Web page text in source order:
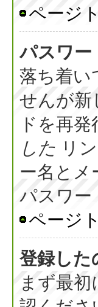
ページ
パスワー
落ち着い
せんが新
ドを再
した リ
ー名とメ
パスワー
ページ
登録した
まず最